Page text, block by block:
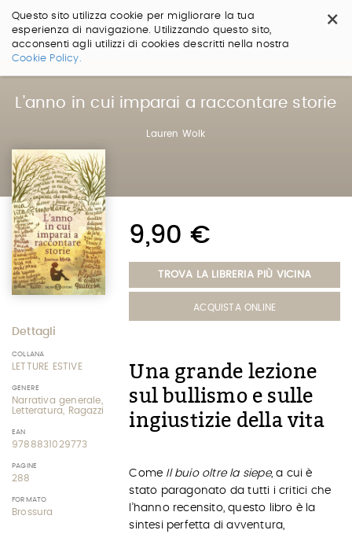
×
Questo sito utilizza cookie per migliorare la tua
esperienza di navigazione. Utilizzando questo sito,
acconsenti agli utilizzi di cookies descritti nella nostra
Cookie Policy.
Salta
Salta
L'anno in cui imparai a raccontare storie
Lauren Wolk
Dettagli
COLLANA
LETTURE ESTIVE
GENERE
Narrativa generale,
Letteratura, Ragazzi
EAN
9788831029773
PAGINE
288
FORMATO
Brossura
9,90 €
TROVA LA LIBRERIA PIÙ VICINA
ACQUISTA ONLINE
Una grande lezione
sul bullismo e sulle
ingiustizie della vita
Come Il buio oltre la siepe, a cui è
stato paragonato da tutti i critici che
l’hanno recensito, questo libro è la
sintesi perfetta di avventura,